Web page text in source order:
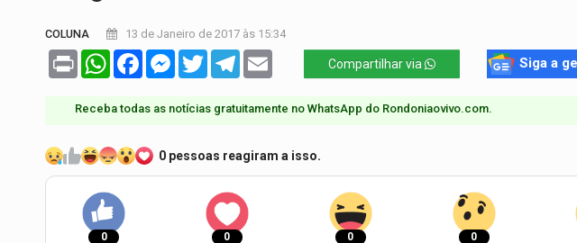
COLUNA 13 de Janeiro de 2017 às 15:34
Print WhatsAppFacebookMessenger
TwitterTelegram Compartilhar via Siga a
Receba todas as notícias gratuitamente no WhatsApp do Rondoniaovivo.com.​
0 pessoas reagiram a isso.
0 0 0 0